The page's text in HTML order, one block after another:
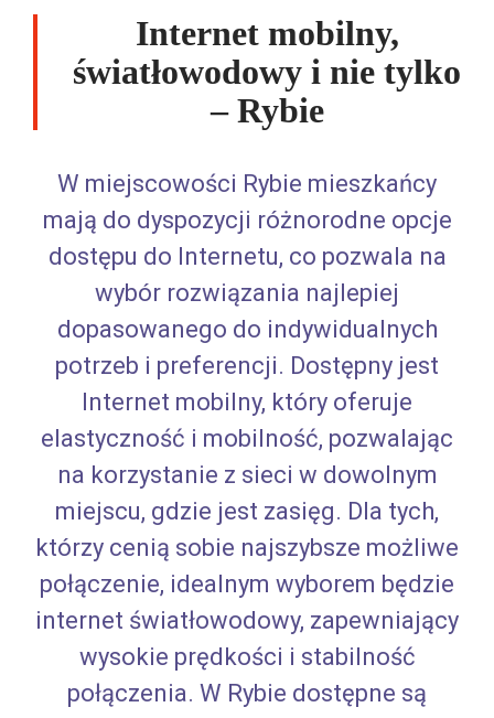
Internet mobilny,
światłowodowy i nie tylko
– Rybie
W miejscowości Rybie mieszkańcy
mają do dyspozycji różnorodne opcje
dostępu do Internetu, co pozwala na
wybór rozwiązania najlepiej
dopasowanego do indywidualnych
potrzeb i preferencji. Dostępny jest
Internet mobilny, który oferuje
elastyczność i mobilność, pozwalając
na korzystanie z sieci w dowolnym
miejscu, gdzie jest zasięg. Dla tych,
którzy cenią sobie najszybsze możliwe
połączenie, idealnym wyborem będzie
internet światłowodowy, zapewniający
wysokie prędkości i stabilność
połączenia. W Rybie dostępne są